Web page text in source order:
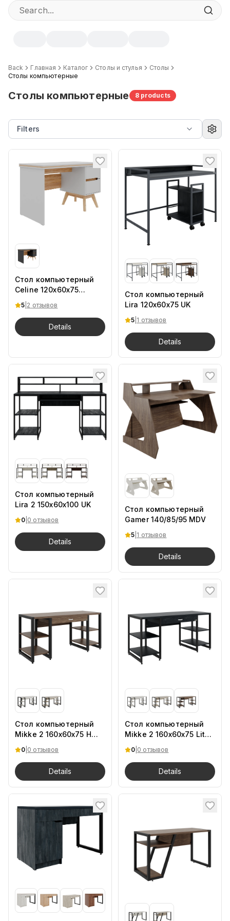
Back Главная Каталог Столы и стулья
Столы
Столы компьютерные
Столы компьютерные 8 products
Filters
Стол компьютерный
Celine 120х60х75
BSH.DSan
5 2 отзывов
Details
Стол компьютерный
Lira 120х60х75 UK
5 1 отзывов
Details
Стол компьютерный
Lira 2 150x60x100 UK
0 0 отзывов
Details
Стол компьютерный
Gamer 140/85/95 MDV
5 1 отзывов
Details
Стол компьютерный
Mikke 2 160x60x75 H
MDV
0 0 отзывов
Details
Стол компьютерный
Mikke 2 160x60x75 Lite
0 0 отзывов
Details